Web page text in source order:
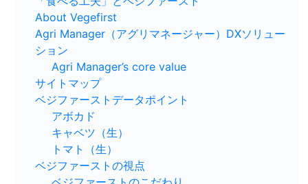
シ
ョ
ン
About Vegefirst
Agri Manager（アグリマネージャー）DXソリュー
ション
Agri Manager’s core value
サイトマップ
ベジファーストデータポイント
アボカド
キャベツ（生）
トマト（生）
ベジファーストの視点